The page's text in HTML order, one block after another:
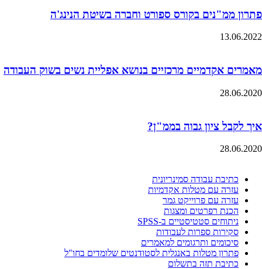
פתרון ממ"נים בקורס ספורט וחברה בשיטת הנינג'ה
13.06.2022
מאמרים אקדמיים מרכזיים בנושא אפליית נשים בשוק העבודה
28.06.2020
איך לקבל ציון גבוה בממ"ן?
28.06.2020
כתיבת עבודה סמינריונית
עזרה עם מטלות אקדמיות
עזרה עם פרוייקט גמר
הכנת רפרטים ומצגות
ניתוחים סטטיסטיים ב-SPSS
סקירות ספרות לעבודות
סיכומים ותרגומים למאמרים
פתרון מטלות באנגלית לסטודנטים שלומדים בחו"ל
כתיבת תזה בתשלום